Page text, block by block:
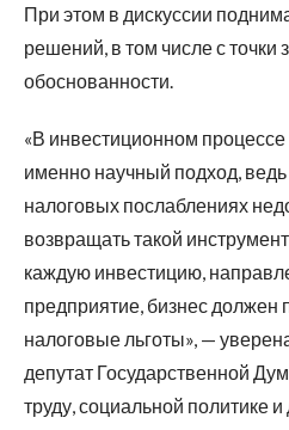
При этом в дискуссии
решений, в том числе с точки
обоснованности.
«В инвестиционном
именно научный подход,
налоговых послаблениях
возвращать такой
каждую инвестицию,
предприятие, бизнес должен
налоговые льготы», —
депутат Государственной
труду, социальной политике